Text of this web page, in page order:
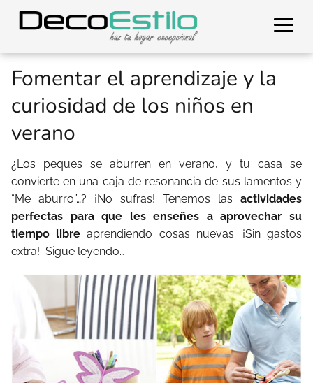
Fomentar el aprendizaje y la
curiosidad de los niños en
verano
¿Los peques se aburren en verano, y tu casa se
convierte en una caja de resonancia de sus lamentos y
“Me aburro”…? ¡No sufras! Tenemos las actividades
perfectas para que les enseñes a aprovechar su
tiempo libre aprendiendo cosas nuevas. ¡Sin gastos
extra! Sigue leyendo…